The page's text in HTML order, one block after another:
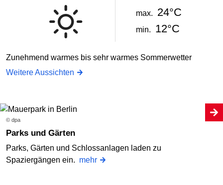
max. 24°C
min. 12°C
Zunehmend warmes bis sehr warmes Sommerwetter
Weitere Aussichten
© dpa
Parks und Gärten
Parks, Gärten und Schlossanlagen laden zu
Spaziergängen ein. mehr